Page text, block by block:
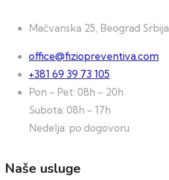
Mačvanska 25, Beograd Srbija
office@fiziopreventiva.com
+381 69 39 73 105
Pon - Pet: 08h - 20h
Subota: 08h - 17h
Nedelja: po dogovoru
Naše usluge